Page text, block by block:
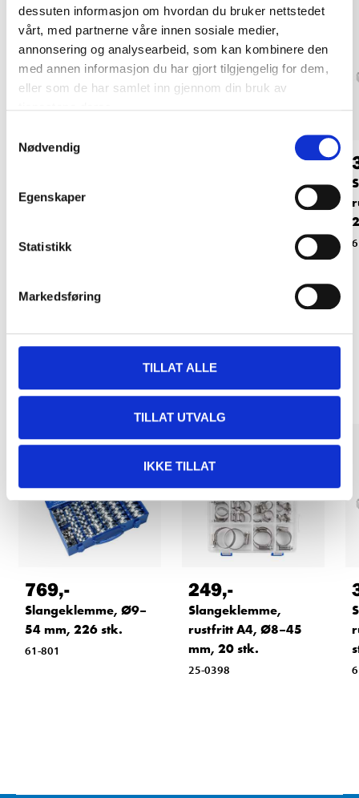
dessuten informasjon om hvordan du bruker nettstedet
vårt, med partnerne våre innen sosiale medier,
annonsering og analysearbeid, som kan kombinere den
med annen informasjon du har gjort tilgjengelig for dem,
eller som de har samlet inn gjennom din bruk av
Nødvendig
Egenskaper
Statistikk
Markedsføring
TILLAT ALLE
TILLAT UTVALG
IKKE TILLAT
rustfri, ∅22–29 mm,
61-905
rustfri, ∅28–41 mm,
Relaterte produkter
769,-
Slangeklemme, Ø9–
54 mm, 226 stk.
61-801
249,-
Slangeklemme,
rustfritt A4, Ø8–45
mm, 20 stk.
25-0398